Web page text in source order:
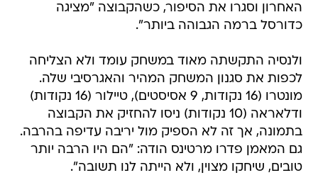
האחרון וסגרו את הסיפור, כשהקבוצה "מציגה
כדורסל ברמה הגבוהה ביותר".
ולנסיה התקשתה מאוד במשחק עומד ולא הצליחה
לכפות את סגנון המשחק המהיר והאגרסיבי שלה.
מונטרו (16 נקודות, 9 אסיסטים), טיילור (16 נקודות)
ודלאראה (10 נקודות) ניסו להחזיק את הקבוצה
בתמונה, אך זה לא הספיק מול יריבה עדיפה בהרבה.
גם המאמן פדרו מרטינס הודה: "הם היו הרבה יותר
טובים, שיחקו מצוין, ולא הייתה לנו תשובה".